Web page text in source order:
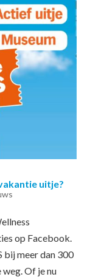
uitje?
op Facebook.
bij meer dan 300
Of je nu